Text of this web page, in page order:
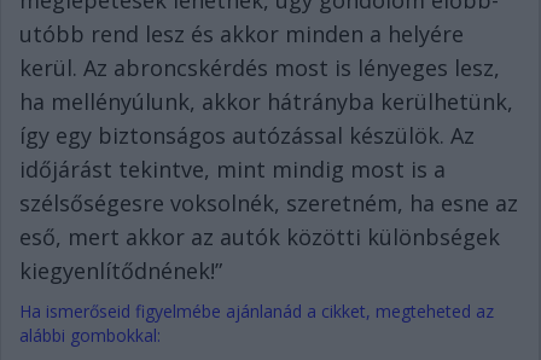
utóbb rend lesz és akkor minden a helyére
kerül. Az abroncskérdés most is lényeges lesz,
ha mellényúlunk, akkor hátrányba kerülhetünk,
így egy biztonságos autózással készülök. Az
időjárást tekintve, mint mindig most is a
szélsőségesre voksolnék, szeretném, ha esne az
eső, mert akkor az autók közötti különbségek
kiegyenlítődnének!”
Ha ismerőseid figyelmébe ajánlanád a cikket, megteheted az
alábbi gombokkal: